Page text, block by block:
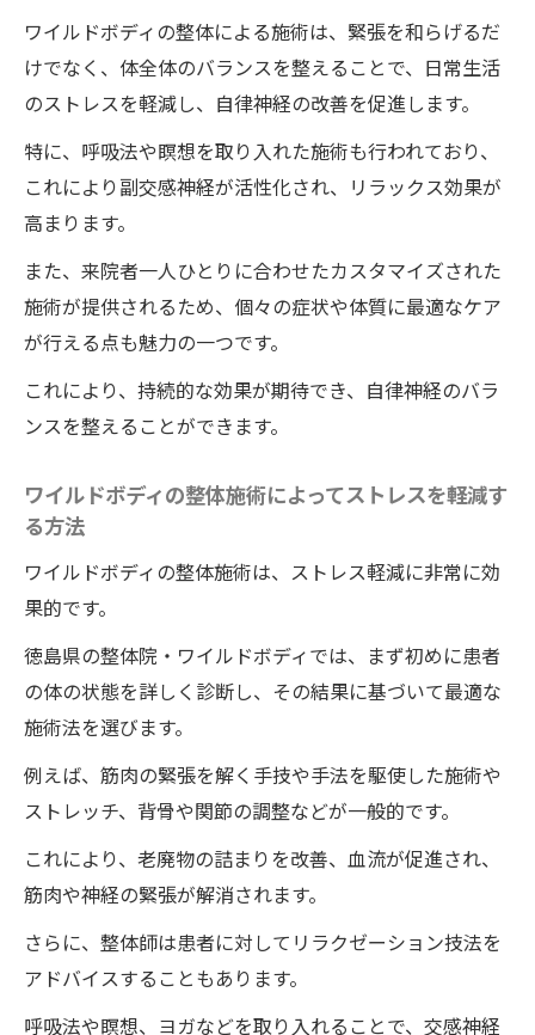
施術前に知っておきたいポイント
心地よさの追求
利用者の実際の声から見える効果
整体でストレスを解消徳島県で自律神経をリセ
ットする方法
徳島県で人気の整体院紹介
自律神経をリセットするための具体的な施
ワイルドボディの整体施術によるリラクゼ
日常生活でのストレス管理方法
整体院・ワイルドボディで自律神経失調症に効
果的な施術を紹介
自律神経失調症に特化した整体施術とは
整体院「ワイルドボディ」の特徴
施術を受ける前に知っておくべきこと
実際の施術の流れと内容
整体院選びのポイントとおすすめ
口コミから見る施術の効果と満足度
交感神経の過剰反応をワイルドボディの整体で
交感神経の過剰反応が引き起こす問題とは
ワイルドボディの整体による施術は、緊張を和らげるだ
けでなく、体全体のバランスを整えることで、日常生活
のストレスを軽減し、自律神経の改善を促進します。
特に、呼吸法や瞑想を取り入れた施術も行われており、
これにより副交感神経が活性化され、リラックス効果が
高まります。
また、来院者一人ひとりに合わせたカスタマイズされた
施術が提供されるため、個々の症状や体質に最適なケア
が行える点も魅力の一つです。
これにより、持続的な効果が期待でき、自律神経のバラ
ンスを整えることができます。
ワイルドボディの整体施術によってストレスを軽減す
る方法
ワイルドボディの整体施術は、ストレス軽減に非常に効
果的です。
徳島県の整体院・ワイルドボディでは、まず初めに患者
の体の状態を詳しく診断し、その結果に基づいて最適な
施術法を選びます。
例えば、筋肉の緊張を解く手技や手法を駆使した施術や
ストレッチ、背骨や関節の調整などが一般的です。
これにより、老廃物の詰まりを改善、血流が促進され、
筋肉や神経の緊張が解消されます。
さらに、整体師は患者に対してリラクゼーション技法を
アドバイスすることもあります。
呼吸法や瞑想、ヨガなどを取り入れることで、交感神経